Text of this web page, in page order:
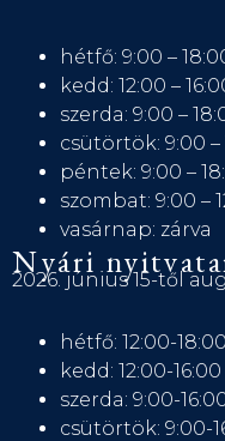
hétfő: 9:00 –
kedd: 12:00 –
szerda: 9:00 –
csütörtök: 9:00 –
péntek: 9:00 –
szombat: 9:00 –
vasárnap: zárva
Nyári
2026. június 15-től
hétfő: 12:00-18:00
kedd: 12:00-16:00
szerda: 9:00-
csütörtök: 9:00-